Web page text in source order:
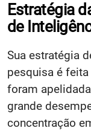
Estratégia
de
Sua estratégia
pesquisa é
foram
grande
concentração